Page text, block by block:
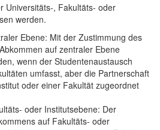
Universitäts-, Fakultäts- oder
werden.
Ebene: Mit der Zustimmung des
auf zentraler Ebene
wenn der Studentenaustausch
umfasst, aber die Partnerschaft
oder einer Fakultät zugeordnet
oder Institutsebene: Der
auf Fakultäts- oder